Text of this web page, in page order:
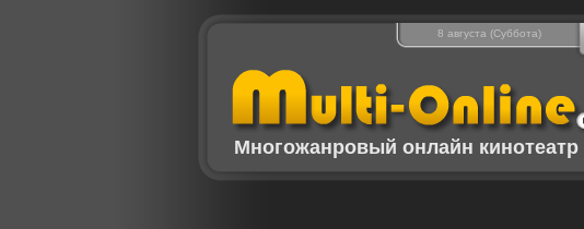
8 августа (Суббота)
Многожанровый онлайн кинотеатр